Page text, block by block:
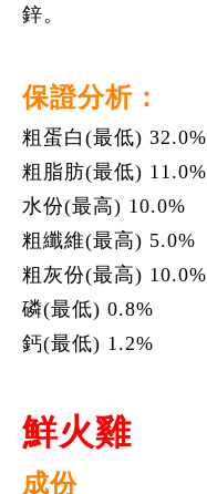
鋅。
保證分析：
粗蛋白(最低) 32.0%
粗脂肪(最低) 11.0%
水份(最高) 10.0%
粗纖維(最高) 5.0%
粗灰份(最高) 10.0%
磷(最低) 0.8%
鈣(最低) 1.2%
鮮火雞
成份